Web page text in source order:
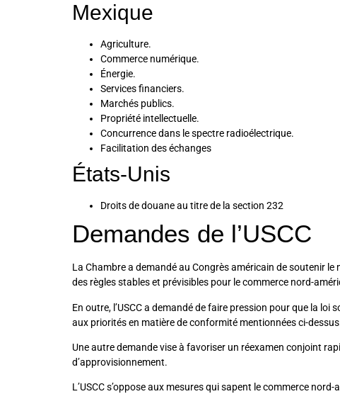
Mexique
Agriculture.
Commerce numérique.
Énergie.
Services financiers.
Marchés publics.
Propriété intellectuelle.
Concurrence dans le spectre radioélectrique.
Facilitation des échanges
États-Unis
Droits de douane au titre de la section 232
Demandes de l’USCC
La Chambre a demandé au Congrès américain de soutenir le
des règles stables et prévisibles pour le commerce nord-
En outre, l’USCC a demandé de faire pression pour que la
aux priorités en matière de conformité mentionnées ci-
Une autre demande vise à favoriser un réexamen conjoint
d’approvisionnement.
L’USCC s’oppose aux mesures qui sapent le commerce